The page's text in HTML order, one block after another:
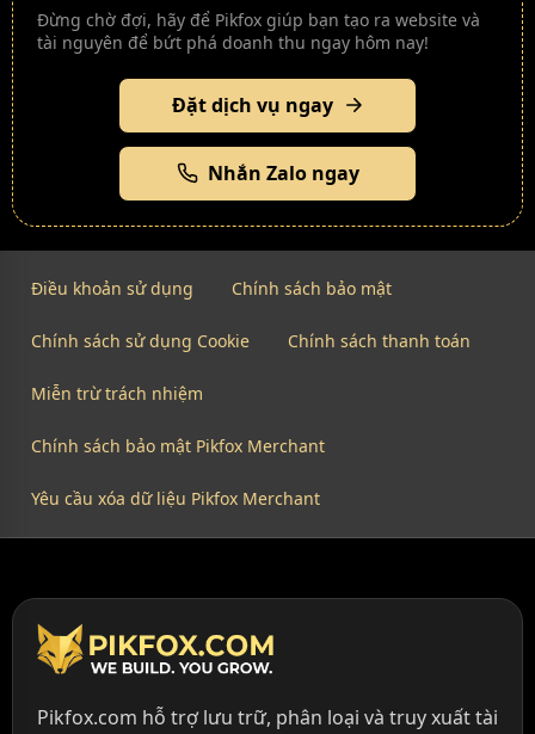
Đừng chờ đợi, hãy để Pikfox giúp bạn tạo ra website và
tài nguyên để bứt phá doanh thu ngay hôm nay!
Đặt dịch vụ ngay
Nhắn Zalo ngay
Điều khoản sử dụng Chính sách bảo mật
Chính sách sử dụng Cookie Chính sách thanh toán
Miễn trừ trách nhiệm
Chính sách bảo mật Pikfox Merchant
Yêu cầu xóa dữ liệu Pikfox Merchant
Pikfox.com hỗ trợ lưu trữ, phân loại và truy xuất tài